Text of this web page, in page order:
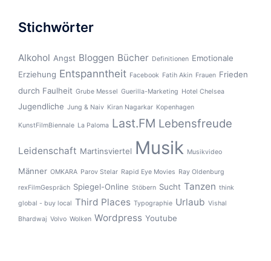
Stichwörter
Alkohol Angst Bloggen Bücher Definitionen Emotionale
Erziehung Entspanntheit Facebook Fatih Akin Frauen Frieden
durch Faulheit Grube Messel Guerilla-Marketing Hotel Chelsea
Jugendliche Jung & Naiv Kiran Nagarkar Kopenhagen
KunstFilmBiennale La Paloma Last.FM Lebensfreude
Leidenschaft Martinsviertel Musik Musikvideo
Männer OMKARA Parov Stelar Rapid Eye Movies Ray Oldenburg
rexFilmGespräch Spiegel-Online Stöbern Sucht Tanzen think
global - buy local Third Places Typographie Urlaub Vishal
Bhardwaj Volvo Wolken Wordpress Youtube